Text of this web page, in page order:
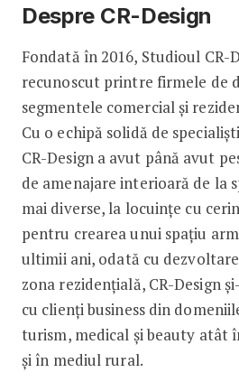
Despre CR-Design
Fondată în 2016, Studioul CR-
recunoscut printre firmele de
segmentele comercial și
Cu o echipă solidă de
CR-Design a avut până avut
de amenajare interioară de la
mai diverse, la locuințe cu
pentru crearea unui spațiu
ultimii ani, odată cu
zona rezidențială, CR-Design
cu clienți business din
turism, medical și beauty atât
și în mediul rural.